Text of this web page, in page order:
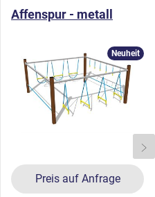
Affenspur - metall
Preis auf Anfrage
Neuheit